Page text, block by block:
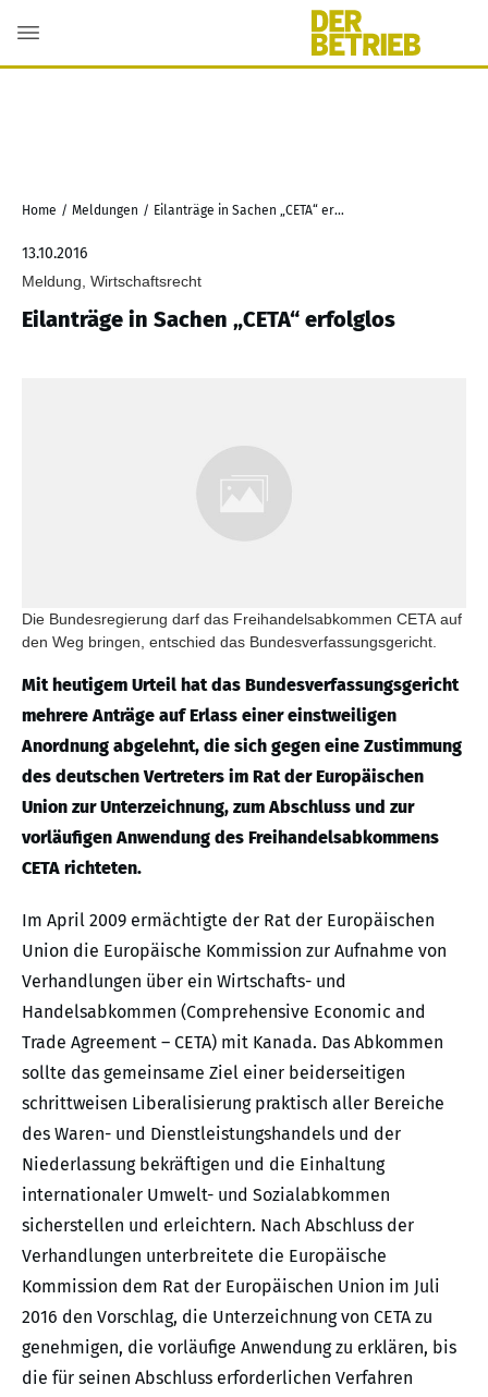
Home / Meldungen / Eilanträge in Sachen „CETA“ erfolglos
13.10.2016
Meldung, Wirtschaftsrecht
Eilanträge in Sachen „CETA“ erfolglos
Die Bundesregierung darf das Freihandelsabkommen CETA auf
den Weg bringen, entschied das Bundesverfassungsgericht.
Mit heutigem Urteil hat das Bundesverfassungsgericht
mehrere Anträge auf Erlass einer einstweiligen
Anordnung abgelehnt, die sich gegen eine Zustimmung
des deutschen Vertreters im Rat der Europäischen
Union zur Unterzeichnung, zum Abschluss und zur
vorläufigen Anwendung des Freihandelsabkommens
CETA richteten.
Im April 2009 ermächtigte der Rat der Europäischen
Union die Europäische Kommission zur Aufnahme von
Verhandlungen über ein Wirtschafts- und
Handelsabkommen (Comprehensive Economic and
Trade Agreement – CETA) mit Kanada. Das Abkommen
sollte das gemeinsame Ziel einer beiderseitigen
schrittweisen Liberalisierung praktisch aller Bereiche
des Waren- und Dienstleistungshandels und der
Niederlassung bekräftigen und die Einhaltung
internationaler Umwelt- und Sozialabkommen
sicherstellen und erleichtern. Nach Abschluss der
Verhandlungen unterbreitete die Europäische
Kommission dem Rat der Europäischen Union im Juli
2016 den Vorschlag, die Unterzeichnung von CETA zu
genehmigen, die vorläufige Anwendung zu erklären, bis
die für seinen Abschluss erforderlichen Verfahren